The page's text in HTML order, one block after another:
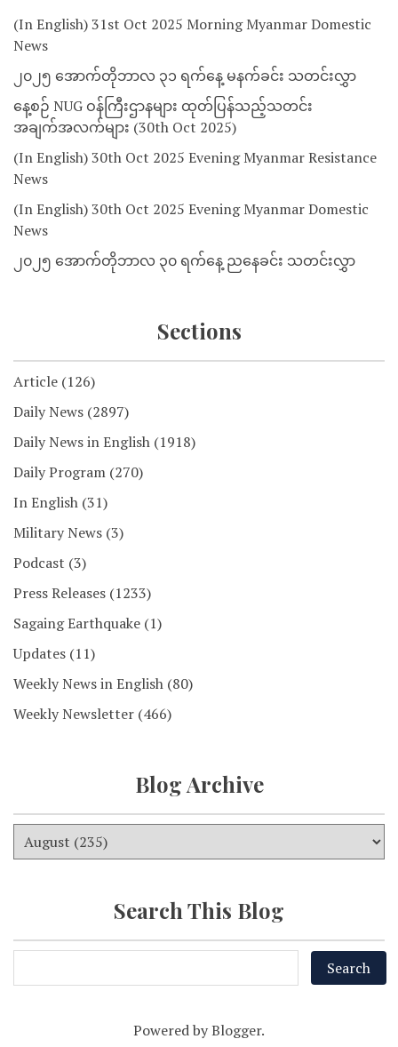
(In English) 31st Oct 2025 Morning Myanmar Domestic
News
၂၀၂၅ အောက်တိုဘာလ ၃၁ ရက်နေ့ မနက်ခင်း သတင်းလွှာ
နေ့စဉ် NUG ဝန်ကြီးဌာနများ ထုတ်ပြန်သည့်သတင်း
အချက်အလက်များ (30th Oct 2025)
(In English) 30th Oct 2025 Evening Myanmar Resistance
News
(In English) 30th Oct 2025 Evening Myanmar Domestic
News
၂၀၂၅ အောက်တိုဘာလ ၃၀ ရက်နေ့ ညနေခင်း သတင်းလွှာ
Sections
Article (126)
Daily News (2897)
Daily News in English (1918)
Daily Program (270)
In English (31)
Military News (3)
Podcast (3)
Press Releases (1233)
Sagaing Earthquake (1)
Updates (11)
Weekly News in English (80)
Weekly Newsletter (466)
Blog Archive
Search This Blog
Powered byBlogger.